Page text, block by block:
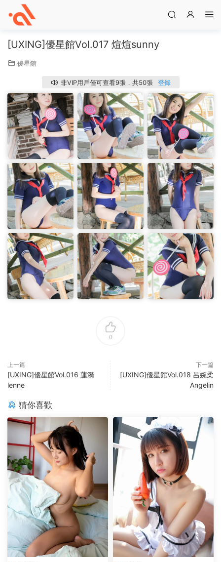
[UXING]優星館Vol.017 煊煊sunny
優星館
非VIP用戶僅可查看9張，共50張 登錄
0
上一篇
[UXING]優星館Vol.016 蓮漪
lenne
下一篇
[UXING]優星館Vol.018 呂婉柔
Angelin
猜你喜歡